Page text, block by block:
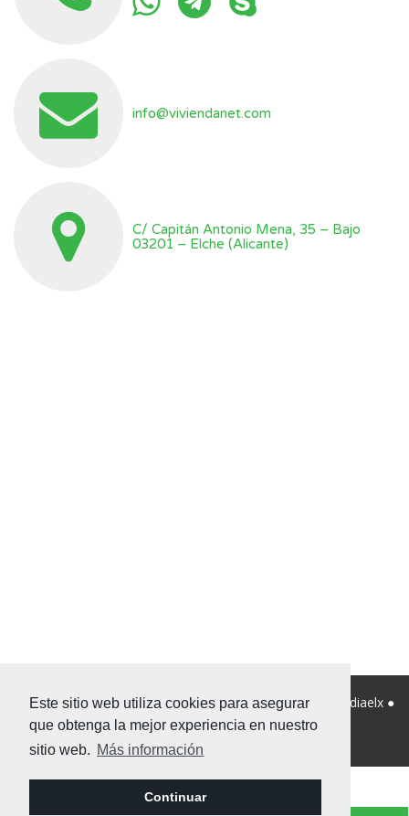
Este sitio web utiliza cookies para asegurar
que obtenga la mejor experiencia en nuestro
sitio web. Más información
Continuar
info@viviendanet.com
C/ Capitán Antonio Mena, 35 – Bajo
03201 – Elche (Alicante)
© 2026 Viviendanet Asesores Inmobiliarios ● Diseño: Mediaelx ●
Nota legal●Privacidad● Mapa Web